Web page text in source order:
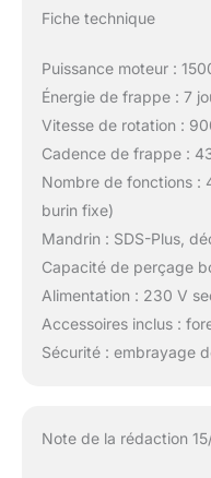
Fiche technique
Puissance moteur :
Énergie de frappe : 7
Vitesse de rotation :
Cadence de frappe :
Nombre de fonctions :
burin fixe)
Mandrin : SDS-Plus,
Capacité de perçage
Alimentation : 230 V
Accessoires inclus :
Sécurité : embrayage
Note de la rédaction